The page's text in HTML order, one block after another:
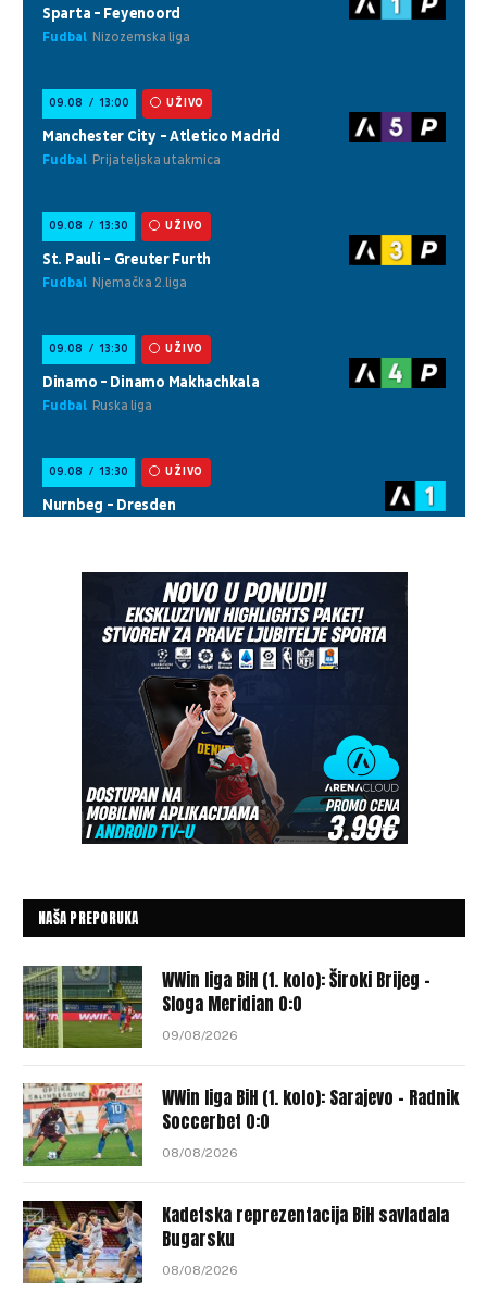
NAŠA PREPORUKA
WWin liga BiH (1. kolo): Široki Brijeg –
Sloga Meridian 0:0
09/08/2026
WWin liga BiH (1. kolo): Sarajevo – Radnik
Soccerbet 0:0
08/08/2026
Kadetska reprezentacija BiH savladala
Bugarsku
08/08/2026